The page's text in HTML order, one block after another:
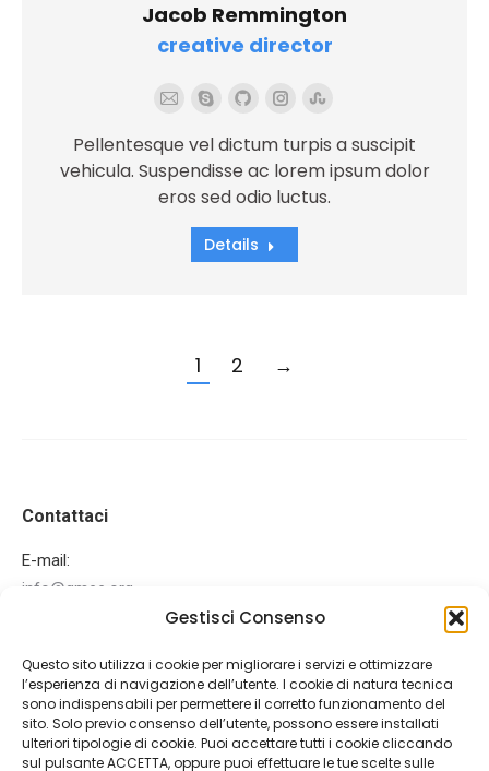
Gestisci Consenso
Questo sito utilizza i cookie per migliorare i servizi e ottimizzare
l’esperienza di navigazione dell’utente. I cookie di natura tecnica
sono indispensabili per permettere il corretto funzionamento del
sito. Solo previo consenso dell’utente, possono essere installati
ulteriori tipologie di cookie. Puoi accettare tutti i cookie cliccando
sul pulsante ACCETTA, oppure puoi effettuare le tue scelte sulle
Jacob Remmington
creative director
Pellentesque vel dictum turpis a suscipit
vehicula. Suspendisse ac lorem ipsum dolor
eros sed odio luctus.
E-
mail
SkypeGithubInstagramStumbleupon
Details
1 2 →
Contattaci
E-mail:
info@gmee.org
page
opens
in
new
page
opens
in
new
Ultime News
IEEE MNC 2026
15 Gennaio 2026